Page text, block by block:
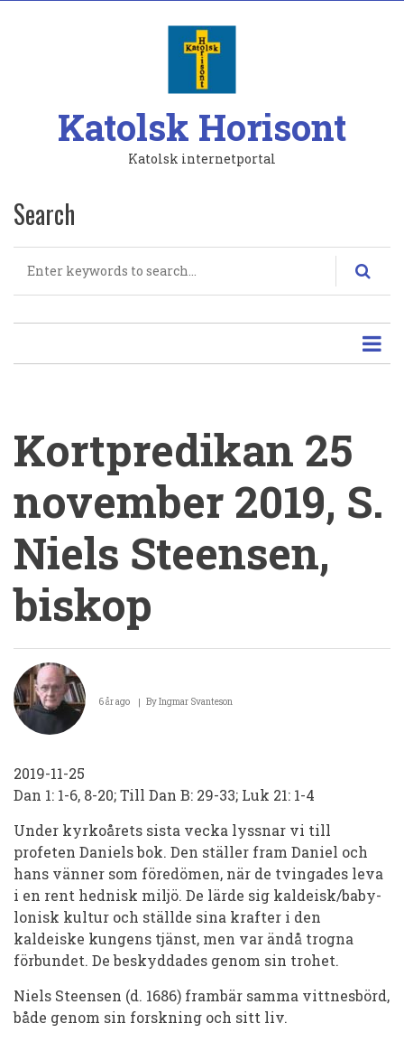
Katolsk Horisont
Katolsk internetportal
Search
Kortpredikan 25
november 2019, S.
Niels Steensen,
biskop
Kortpredikan
25
november
S.
Niels
Steensen,
biskop
6 år ago ByIngmar Svanteson
2019-11-25
Dan 1: 1-6, 8-20; Till Dan B: 29-33; Luk 21: 1-4
Under kyrkoårets sista vecka lyssnar vi till
profeten Daniels bok. Den ställer fram Daniel och
hans vänner som föredömen, när de tvingades leva
i en rent hednisk miljö. De lärde sig kaldeisk/baby­
lonisk kul­tur och ställde sina krafter i den
kaldeiske kungens tjänst, men var ändå trogna
förbundet. De beskyddades genom sin trohet.
Niels Steensen (d. 1686) frambär samma vittnesbörd,
både ge­nom sin forskning och sitt liv.